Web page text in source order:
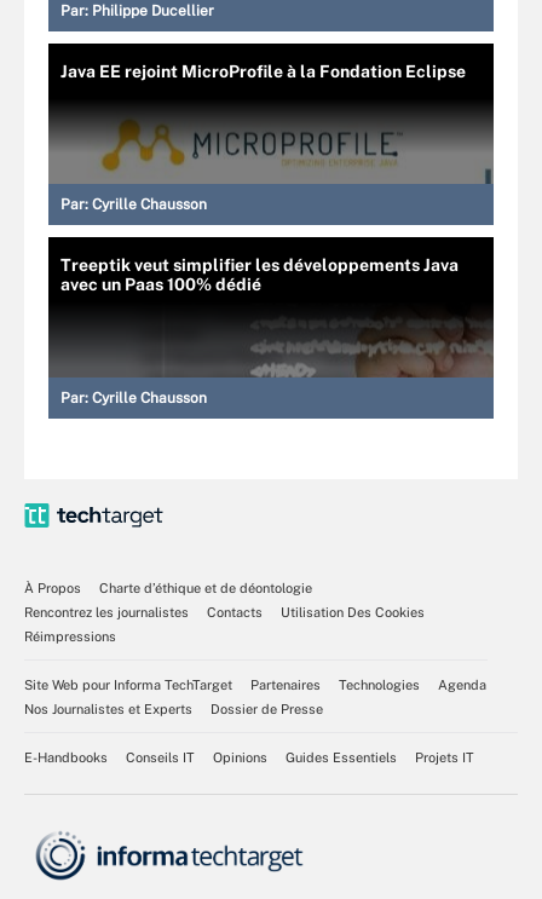
Par: Philippe Ducellier
Java EE rejoint MicroProfile à la Fondation Eclipse
Par: Cyrille Chausson
Treeptik veut simplifier les développements Java
avec un Paas 100% dédié
Par: Cyrille Chausson
À Propos
Charte d’éthique et de déontologie
Rencontrez les journalistes
Contacts
Utilisation Des Cookies
Réimpressions
Site Web pour Informa TechTarget Partenaires Technologies
Agenda
Nos Journalistes et Experts
Dossier de Presse
E-Handbooks Conseils IT Opinions Guides Essentiels Projets IT